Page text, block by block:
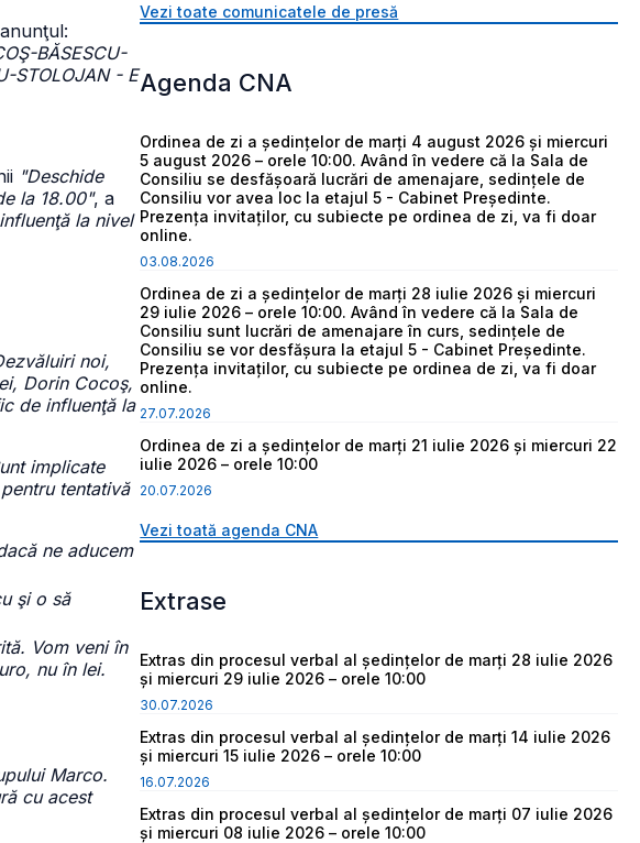
BĂSESCU-
STOLOJAN - E
"Deschide
la 18.00", a
la nivel
noi,
Dorin Cocoş,
de influenţă la
implicate
tentativă
ne aducem
şi o să
Vom veni în
nu în lei.
Marco.
cu acest
Vezi toate comunicatele de presă
Agenda CNA
Ordinea de zi a ședințelor de marți 4 august 2026 și miercuri
5 august 2026 – orele 10:00. Având în vedere că la Sala de
Consiliu se desfășoară lucrări de amenajare, sedințele de
Consiliu vor avea loc la etajul 5 - Cabinet Președinte.
Prezența invitaților, cu subiecte pe ordinea de zi, va fi doar
online.
03.08.2026
Ordinea de zi a ședințelor de marți 28 iulie 2026 și miercuri
29 iulie 2026 – orele 10:00. Având în vedere că la Sala de
Consiliu sunt lucrări de amenajare în curs, sedințele de
Consiliu se vor desfășura la etajul 5 - Cabinet Președinte.
Prezența invitaților, cu subiecte pe ordinea de zi, va fi doar
online.
27.07.2026
Ordinea de zi a ședințelor de marți 21 iulie 2026 și miercuri 22
iulie 2026 – orele 10:00
20.07.2026
Vezi toată agenda CNA
Extrase
Extras din procesul verbal al ședințelor de marți 28 iulie 2026
și miercuri 29 iulie 2026 – orele 10:00
30.07.2026
Extras din procesul verbal al ședințelor de marți 14 iulie 2026
și miercuri 15 iulie 2026 – orele 10:00
16.07.2026
Extras din procesul verbal al ședințelor de marți 07 iulie 2026
și miercuri 08 iulie 2026 – orele 10:00